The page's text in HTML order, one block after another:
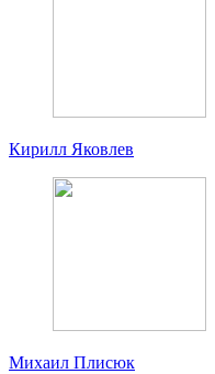
Кирилл Яковлев
Михаил Плисюк